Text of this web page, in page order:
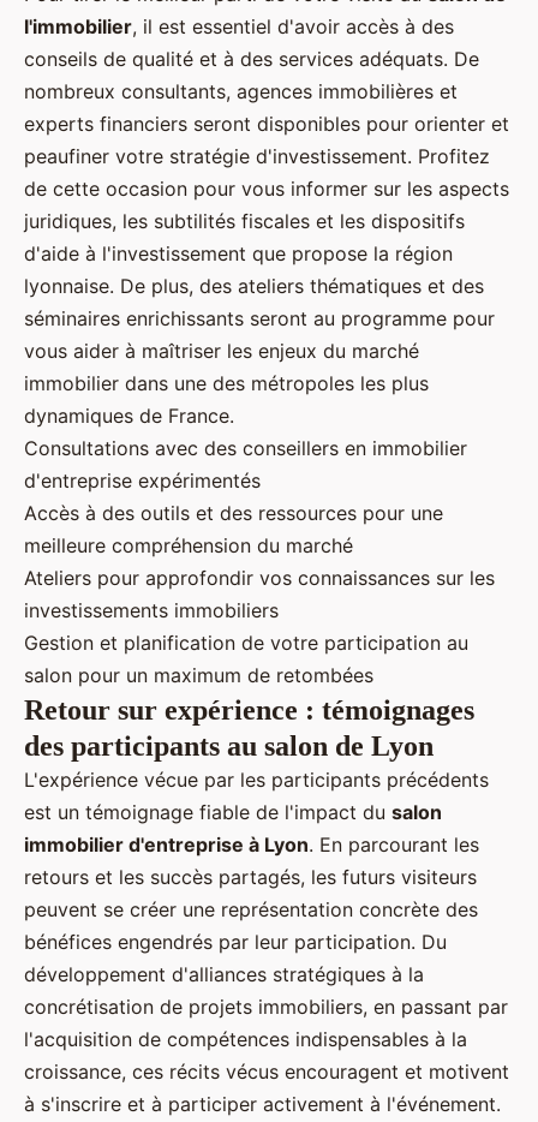
l'immobilier, il est essentiel d'avoir accès à des
conseils de qualité et à des services adéquats. De
nombreux consultants, agences immobilières et
experts financiers seront disponibles pour orienter et
peaufiner votre stratégie d'investissement. Profitez
de cette occasion pour vous informer sur les aspects
juridiques, les subtilités fiscales et les dispositifs
d'aide à l'investissement que propose la région
lyonnaise. De plus, des ateliers thématiques et des
séminaires enrichissants seront au programme pour
vous aider à maîtriser les enjeux du marché
immobilier dans une des métropoles les plus
dynamiques de France.
Consultations avec des conseillers en immobilier
d'entreprise expérimentés
Accès à des outils et des ressources pour une
meilleure compréhension du marché
Ateliers pour approfondir vos connaissances sur les
investissements immobiliers
Gestion et planification de votre participation au
salon pour un maximum de retombées
Retour sur expérience : témoignages
des participants au salon de Lyon
L'expérience vécue par les participants précédents
est un témoignage fiable de l'impact du salon
immobilier d'entreprise à Lyon. En parcourant les
retours et les succès partagés, les futurs visiteurs
peuvent se créer une représentation concrète des
bénéfices engendrés par leur participation. Du
développement d'alliances stratégiques à la
concrétisation de projets immobiliers, en passant par
l'acquisition de compétences indispensables à la
croissance, ces récits vécus encouragent et motivent
à s'inscrire et à participer activement à l'événement.